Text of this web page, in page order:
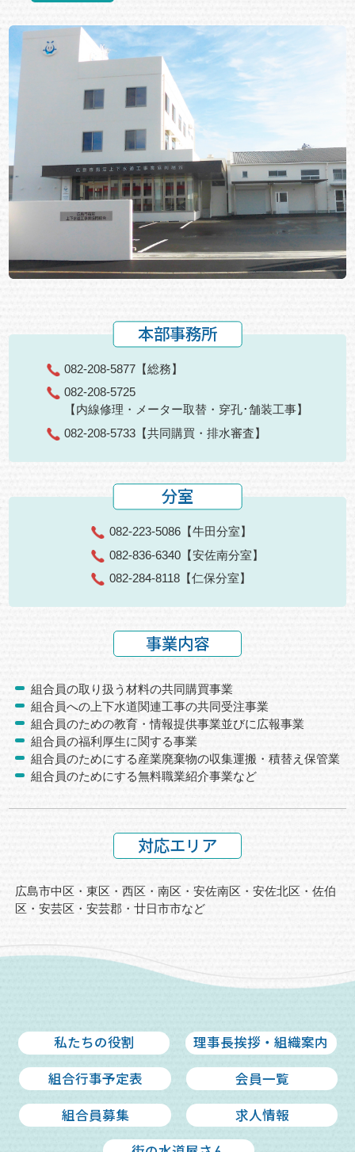
本部事務所
082-208-5877 【総務】
082-208-5725
【内線修理・メーター取替・穿孔･舗装工事】
082-208-5733 【共同購買・排水審査】
分室
082-223-5086【牛田分室】
082-836-6340【安佐南分室】
082-284-8118【仁保分室】
事業内容
組合員の取り扱う材料の共同購買事業
組合員への上下水道関連工事の共同受注事業
組合員のための教育・情報提供事業並びに広報事業
組合員の福利厚生に関する事業
組合員のためにする産業廃棄物の収集運搬・積替え保管業
組合員のためにする無料職業紹介事業など
対応エリア
広島市中区・東区・西区・南区・安佐南区・安佐北区・佐伯
区・安芸区・ 安芸郡・廿日市市など
私たちの役割
理事長挨拶・組織案内
組合行事予定表
会員一覧
組合員募集
求人情報